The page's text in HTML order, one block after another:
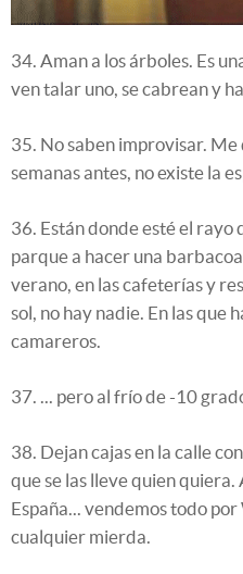
34. Aman a los árboles. Es
ven talar uno, se cabrean y
35. No saben improvisar.
semanas antes, no existe la
36. Están donde esté el rayo
parque a hacer una
verano, en las cafeterías y
sol, no hay nadie. En las que
camareros.
37. ... pero al frío de -10
38. Dejan cajas en la calle
que se las lleve quien quiera.
España... vendemos todo
cualquier mierda.